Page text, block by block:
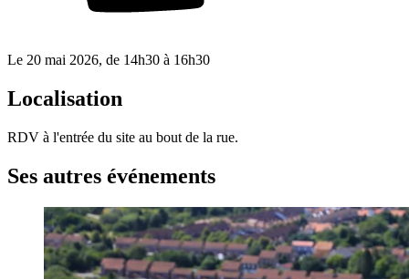
Le 20 mai 2026, de 14h30 à 16h30
Localisation
RDV à l'entrée du site au bout de la rue.
Ses autres événements